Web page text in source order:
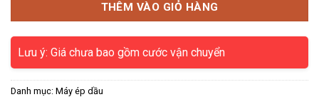
THÊM VÀO GIỎ HÀNG
Lưu ý: Giá chưa bao gồm cước vận chuyển
Danh mục: Máy ép dầu